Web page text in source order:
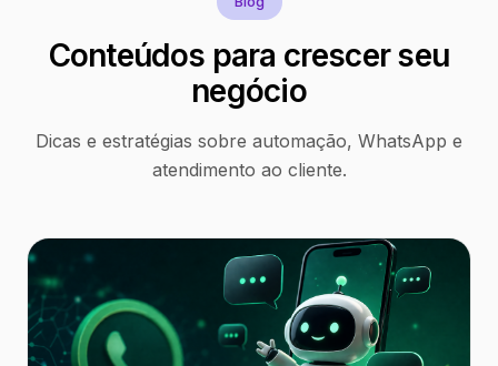
Conteúdos para crescer seu
negócio
Dicas e estratégias sobre automação, WhatsApp e
atendimento ao cliente.